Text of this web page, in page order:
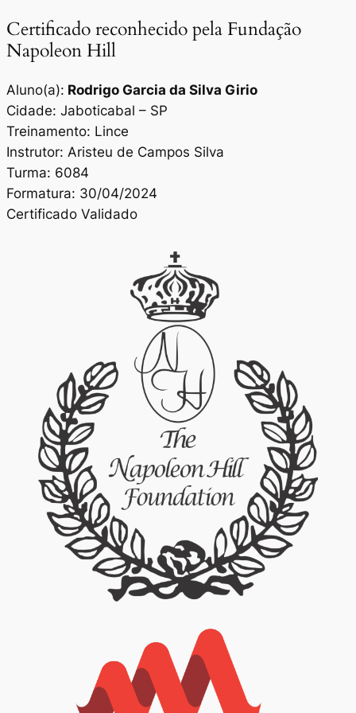
Certificado reconhecido pela Fundação
Napoleon Hill
Aluno(a): Rodrigo Garcia da Silva Girio
Cidade: Jaboticabal – SP
Treinamento: Lince
Instrutor: Aristeu de Campos Silva
Turma: 6084
Formatura: 30/04/2024
Certificado Validado